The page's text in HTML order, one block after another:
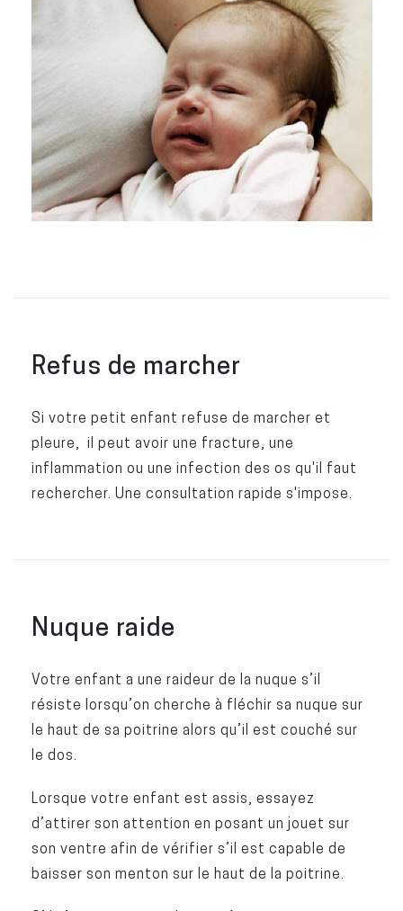
Refus de marcher
Si votre petit enfant refuse de marcher et
pleure, il peut avoir une fracture, une
inflammation ou une infection des os qu'il faut
rechercher. Une consultation rapide s'impose.
Nuque raide
Votre enfant a une raideur de la nuque s’il
résiste lorsqu’on cherche à fléchir sa nuque sur
le haut de sa poitrine alors qu’il est couché sur
le dos.
Lorsque votre enfant est assis, essayez
d’attirer son attention en posant un jouet sur
son ventre afin de vérifier s’il est capable de
baisser son menton sur le haut de la poitrine.